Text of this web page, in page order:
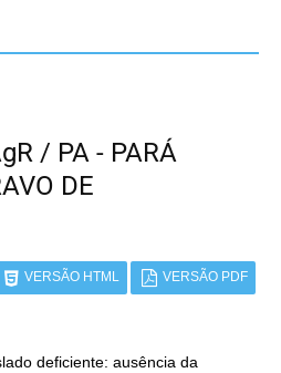
/ PA - PARÁ
DE
VERSÃO HTML VERSÃO PDF
deficiente: ausência da